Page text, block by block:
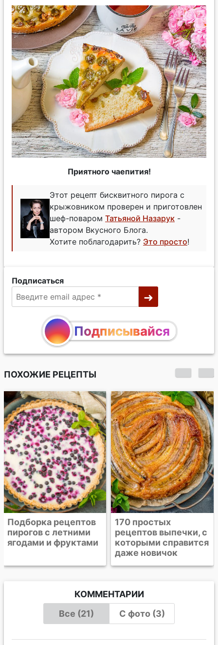
Приятного чаепития!
Этот рецепт бисквитного пирога с
крыжовником проверен и приготовлен
шеф-поваром Татьяной Назарук -
автором Вкусного Блога.
Хотите поблагодарить? Это просто!
Подписаться
Подписывайся
ПОХОЖИЕ РЕЦЕПТЫ
170 простых
рецептов выпечки, с
которыми справится
Бисквитный
абрикосовый пирог
КОММЕНТАРИИ
Все (21)
С фото (3)